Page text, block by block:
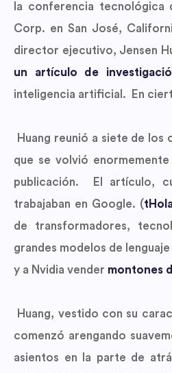
la conferencia
Corp. en San José,
director ejecutivo, Jensen
un artículo de
inteligencia artificial. En
Huang reunió a siete de los
que se volvió
publicación. El artículo,
trabajaban en Google. (
de transformadores,
grandes modelos de
y a Nvidia vender montones
Huang, vestido con su
comenzó arengando
asientos en la parte de